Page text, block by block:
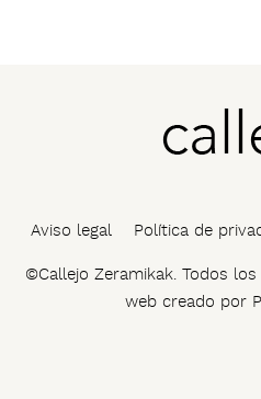
Aviso legal Política de
©Callejo Zeramikak. Todos
web creado por